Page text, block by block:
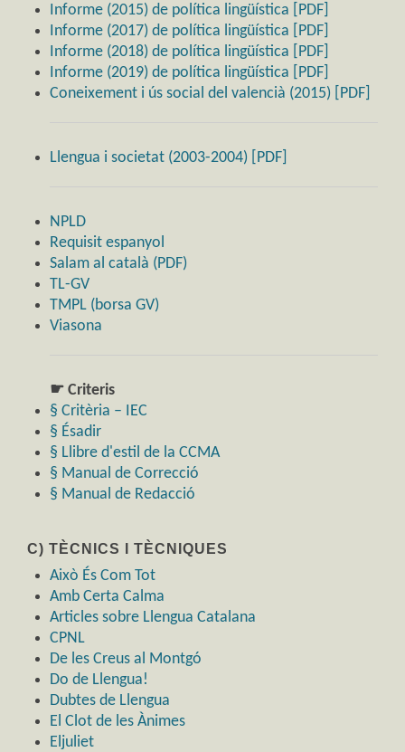
Informe (2015) de política lingüística [PDF]
Informe (2017) de política lingüística [PDF]
Informe (2018) de política lingüística [PDF]
Informe (2019) de política lingüística [PDF]
Coneixement i ús social del valencià (2015) [PDF]
Llengua i societat (2003-2004) [PDF]
NPLD
Requisit espanyol
Salam al català (PDF)
TL-GV
TMPL (borsa GV)
Viasona
☛ Criteris
§ Critèria – IEC
§ Ésadir
§ Llibre d'estil de la CCMA
§ Manual de Correcció
§ Manual de Redacció
C) TÈCNICS I TÈCNIQUES
Això És Com Tot
Amb Certa Calma
Articles sobre Llengua Catalana
CPNL
De les Creus al Montgó
Do de Llengua!
Dubtes de Llengua
El Clot de les Ànimes
Eljuliet